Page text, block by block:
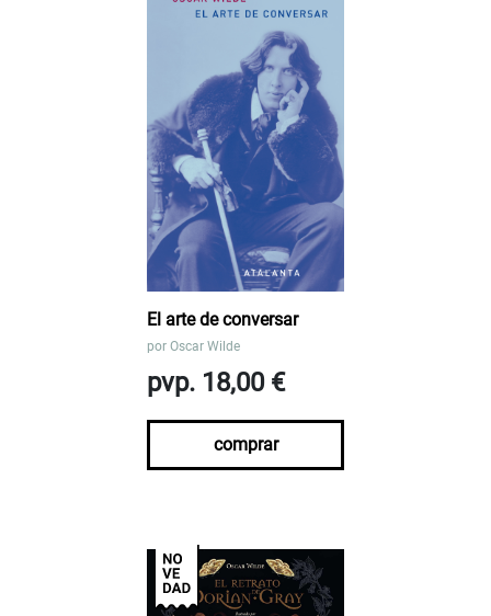
El arte de conversar
por Oscar Wilde
pvp. 18,00 €
comprar